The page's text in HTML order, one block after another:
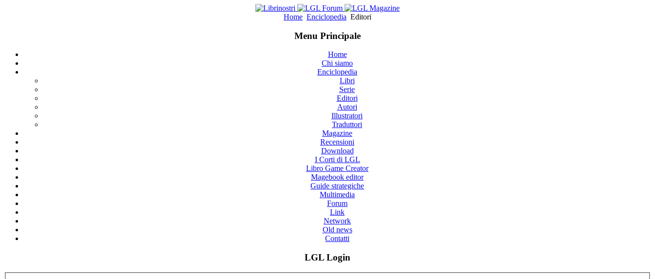
Home Enciclopedia Editori
Menu Principale
Home
Chi siamo
Enciclopedia
Libri
Serie
Editori
Autori
Illustratori
Traduttori
Magazine
Recensioni
Download
I Corti di LGL
Libro Game Creator
Magebook editor
Guide strategiche
Multimedia
Forum
Link
Network
Old news
Contatti
LGL Login